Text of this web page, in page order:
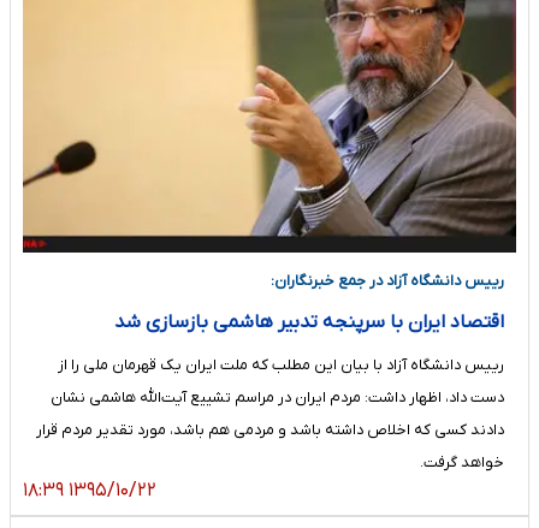
رییس دانشگاه آزاد در جمع خبرنگاران:
اقتصاد ایران با سرپنجه تدبیر هاشمی بازسازی شد
رییس دانشگاه آزاد با بیان این مطلب که ملت ایران یک قهرمان ملی را از
دست داد، اظهار داشت: مردم ایران در مراسم تشییع آیت‌الله هاشمی نشان
دادند کسی که اخلاص داشته باشد و مردمی هم باشد، مورد تقدیر مردم قرار
خواهد گرفت.
۱۳۹۵/۱۰/۲۲ ۱۸:۳۹